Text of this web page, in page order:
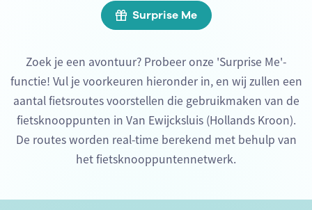
Surprise Me
Zoek je een avontuur? Probeer onze 'Surprise Me'-
functie! Vul je voorkeuren hieronder in, en wij zullen een
aantal fietsroutes voorstellen die gebruikmaken van de
fietsknooppunten in Van Ewijcksluis (Hollands Kroon).
De routes worden real-time berekend met behulp van
het fietsknooppuntennetwerk.